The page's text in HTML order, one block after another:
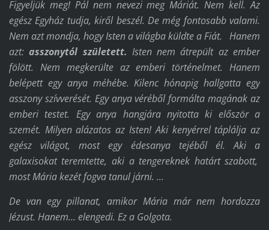
Figyeljük meg! Pál nem nevezi meg Máriát. Nem kell. Az
egész Egyház tudja, kiről beszél. De még fontosabb valami.
Nem azt mondja, hogy Isten a világba küldte a Fiát. Hanem
azt:asszonytól született. Isten nem átrepült az ember
fölött. Nem megkerülte az emberi történelmet. Hanem
belépett egy anya méhébe. Kilenc hónapig hallgatta egy
asszony szívverését. Egy anya véréből formálta magának az
emberi testet. Egy anya hangjára nyitotta ki először a
szemét. Milyen alázatos az Isten! Aki kenyérrel táplálja az
egész világot, most egy édesanya tejéből él. Aki a
galaxisokat teremtette, aki a tengereknek határt szabott,
most Mária kezét fogva tanul járni. ...
De van egy pillanat, amikor Mária már nem hordozza
Jézust. Hanem... elengedi. Ez a Golgota.